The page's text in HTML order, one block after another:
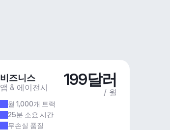
비즈니스
앱 & 에이전시 199달러
/ 월
월 1,000개 트랙
25분 소요 시간
무손실 품질